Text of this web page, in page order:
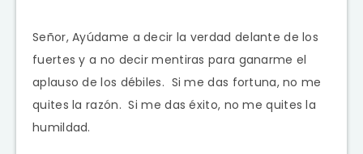
Señor, Ayúdame a decir la verdad delante de los
fuertes y a no decir mentiras para ganarme el
aplauso de los débiles. Si me das fortuna, no me
quites la razón. Si me das éxito, no me quites la
humildad.